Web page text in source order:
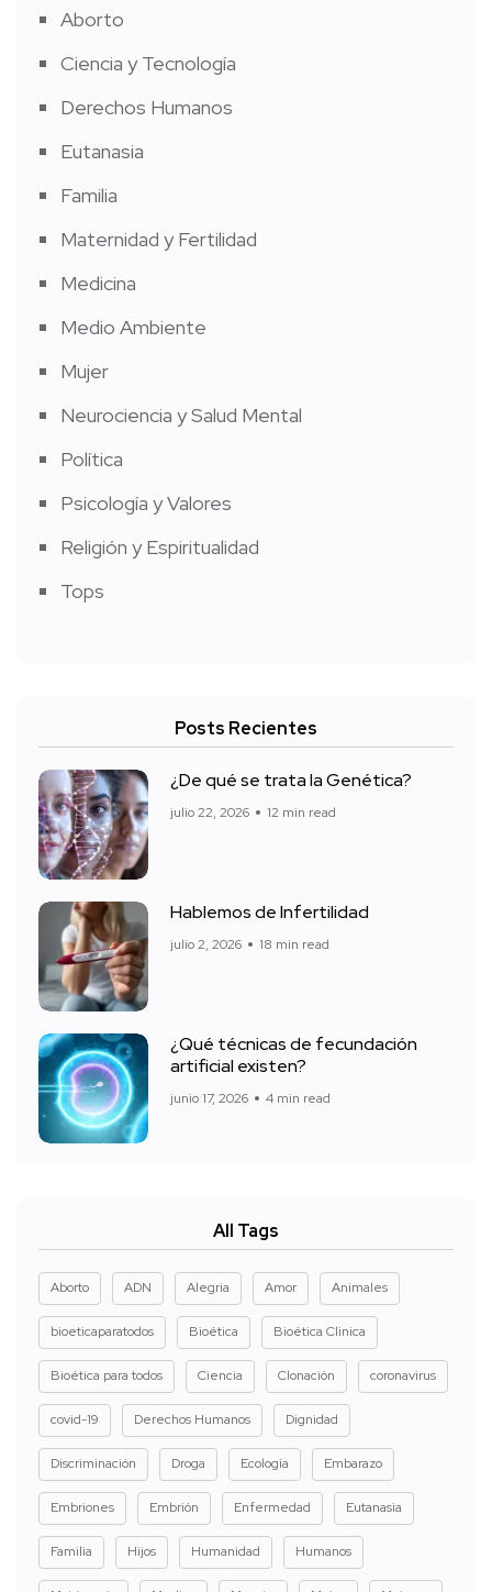
Aborto
Ciencia y Tecnología
Derechos Humanos
Eutanasia
Familia
Maternidad y Fertilidad
Medicina
Medio Ambiente
Mujer
Neurociencia y Salud Mental
Política
Psicología y Valores
Religión y Espiritualidad
Tops
Posts Recientes
¿De qué se trata la Genética?
julio 22, 2026 12 min read
Hablemos de Infertilidad
julio 2, 2026 18 min read
¿Qué técnicas de fecundación
artificial existen?
junio 17, 2026 4 min read
All Tags
Aborto ADN Alegria Amor Animales
bioeticaparatodos Bioética Bioética Clinica
Bioética para todos Ciencia Clonación coronavirus
covid-19 Derechos Humanos Dignidad
Discriminación Droga Ecología Embarazo
Embriones Embrión Enfermedad Eutanasia
Familia Hijos Humanidad Humanos